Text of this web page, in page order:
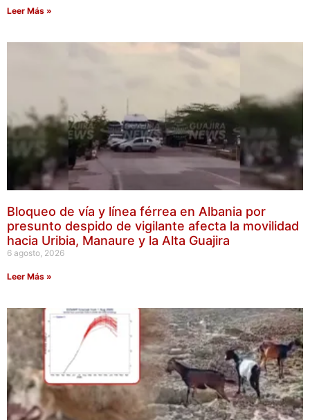
Leer Más »
Bloqueo de vía y línea férrea en Albania por
presunto despido de vigilante afecta la movilidad
hacia Uribia, Manaure y la Alta Guajira
6 agosto, 2026
Leer Más »